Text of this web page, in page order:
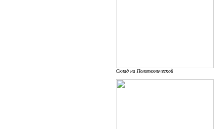
Склад на Политехнической